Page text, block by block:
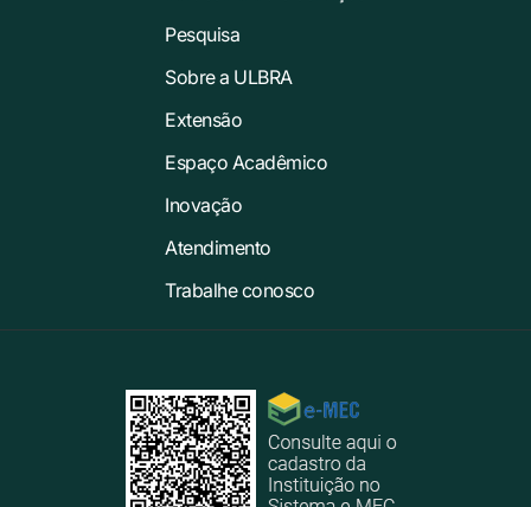
Pesquisa
Sobre a ULBRA
Extensão
Espaço Acadêmico
Inovação
Atendimento
Trabalhe conosco